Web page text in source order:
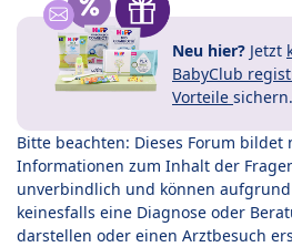
Neu hier? Jetzt
BabyClub
Vorteile sichern.
Bitte beachten: Dieses Forum
Informationen zum Inhalt der
unverbindlich und können
keinesfalls eine Diagnose oder
darstellen oder einen Arztbesuch